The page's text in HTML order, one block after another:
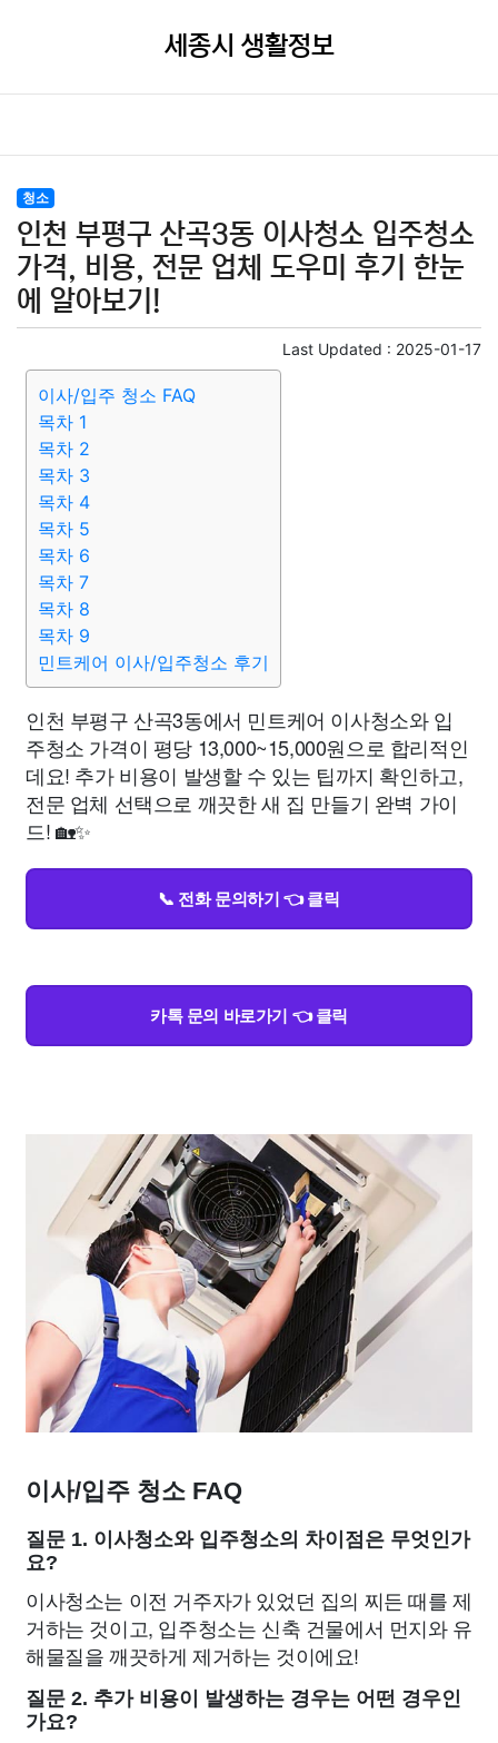
세종시 생활정보
청소
인천 부평구 산곡3동 이사청소 입주청소
가격, 비용, 전문 업체 도우미 후기 한눈
에 알아보기!
Last Updated : 2025-01-17
이사/입주 청소 FAQ
목차 1
목차 2
목차 3
목차 4
목차 5
목차 6
목차 7
목차 8
목차 9
민트케어 이사/입주청소 후기
인천 부평구 산곡3동에서 민트케어 이사청소와 입
주청소 가격이 평당 13,000~15,000원으로 합리적인
데요! 추가 비용이 발생할 수 있는 팁까지 확인하고,
전문 업체 선택으로 깨끗한 새 집 만들기 완벽 가이
드! 🏡✨
📞 전화 문의하기 👈 클릭
카톡 문의 바로가기 👈 클릭
이사/입주 청소 FAQ
질문 1. 이사청소와 입주청소의 차이점은 무엇인가
요?
이사청소는 이전 거주자가 있었던 집의 찌든 때를 제
거하는 것이고, 입주청소는 신축 건물에서 먼지와 유
해물질을 깨끗하게 제거하는 것이에요!
질문 2. 추가 비용이 발생하는 경우는 어떤 경우인
가요?